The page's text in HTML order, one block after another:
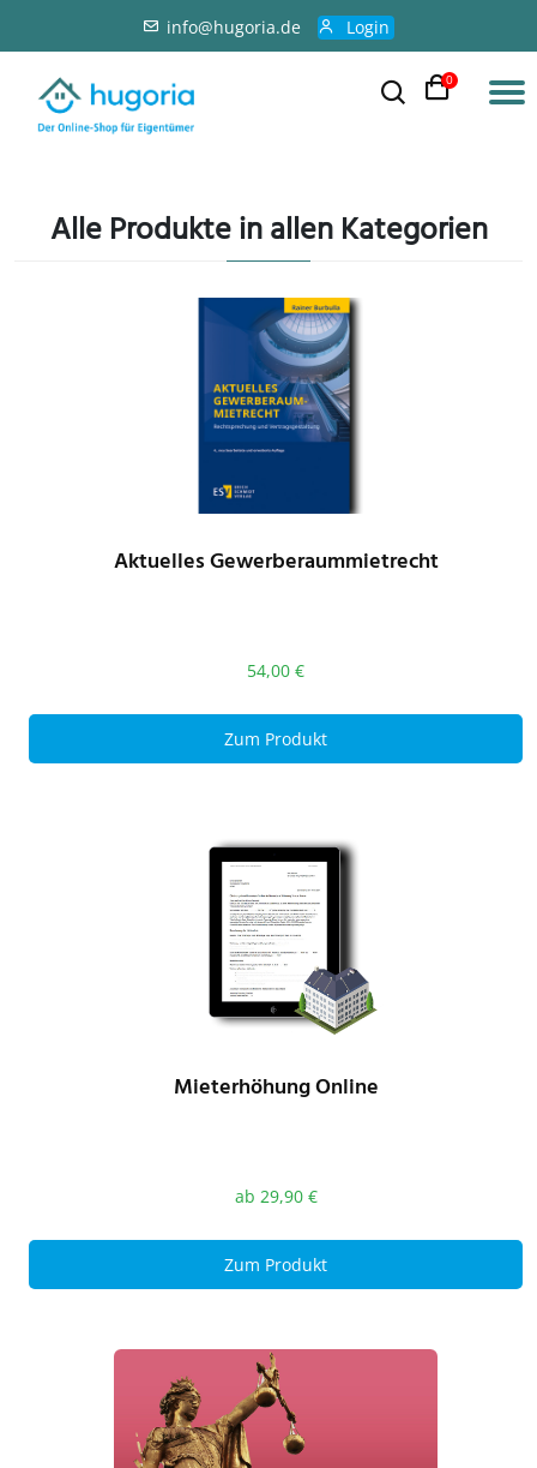
info@hugoria.de Login
0
Alle Produkte in allen Kategorien
Aktuelles Gewerberaummietrecht
54,00 €
Zum Produkt
Mieterhöhung Online
ab 29,90 €
Zum Produkt